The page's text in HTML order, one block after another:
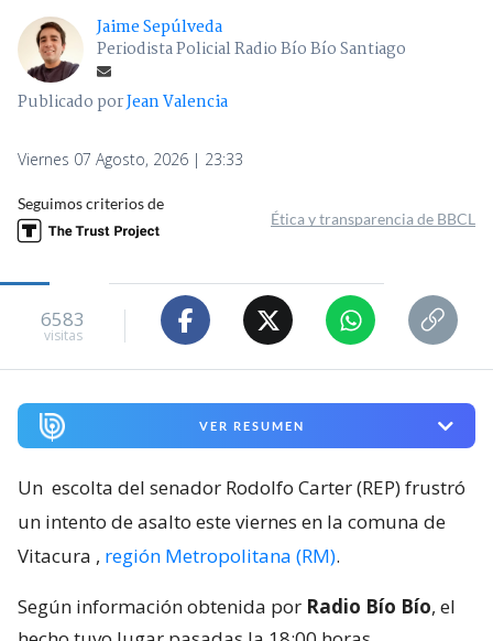
Jaime Sepúlveda
Periodista Policial Radio Bío Bío Santiago
Publicado porJean Valencia
Viernes 07 Agosto, 2026 | 23:33
Seguimos criterios de
Ética y transparencia de BBCL
6583
visitas
VER RESUMEN
Un escolta del senador Rodolfo Carter (REP) frustró
un intento de asalto este viernes en la comuna de
Vitacura , región Metropolitana (RM).
Según información obtenida por Radio Bío Bío, el